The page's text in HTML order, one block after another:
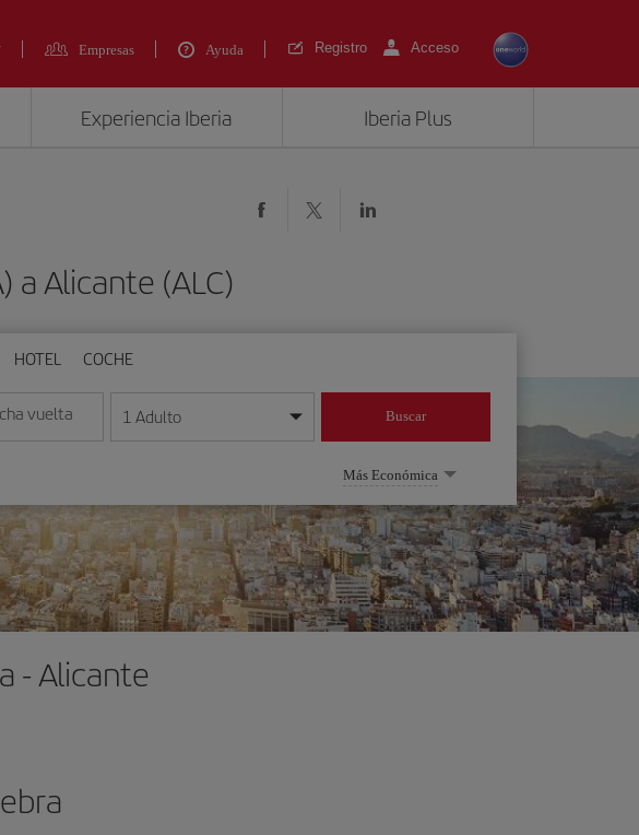
Empresas Ayuda Registro Acceso
Experiencia Iberia Iberia Plus
a Alicante (ALC)
HOTEL COCHE
día/mes/año
vuelta
la fecha en formato día/mes/año
1 Adulto Buscar
Más Económica
- Alicante